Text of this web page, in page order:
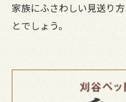
家族にふさわしい見送り
とでしょう。